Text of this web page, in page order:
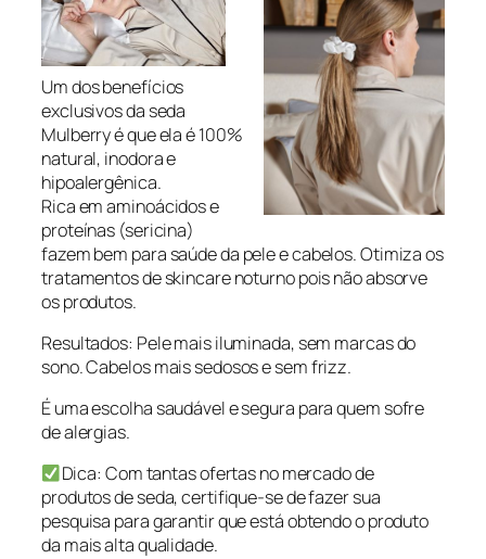
Um dos benefícios
exclusivos da seda
Mulberry é que ela é 100%
natural, inodora e
hipoalergênica.
Rica em aminoácidos e
proteínas (sericina)
fazem bem para saúde da pele e cabelos. Otimiza os
tratamentos de skincare noturno pois não absorve
os produtos.
Resultados: Pele mais iluminada, sem marcas do
sono. Cabelos mais sedosos e sem frizz.
É uma escolha saudável e segura para quem sofre
de alergias.
Dica: Com tantas ofertas no mercado de
produtos de seda, certifique-se de fazer sua
pesquisa para garantir que está obtendo o produto
da mais alta qualidade.